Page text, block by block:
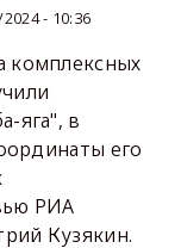
- 10:36
комплексных
яга", в
его
РИА
Кузякин.